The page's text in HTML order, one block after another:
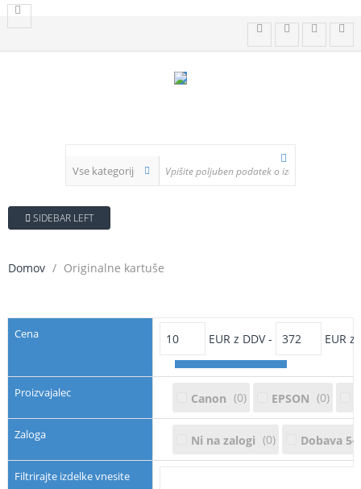
SIDEBAR LEFT
Domov Originalne kartuše
Cena EUR z DDV - EUR z
Proizvajalec Canon 0 EPSON 0
Zaloga Ni na zalogi 0 Dobava 5-
Filtrirajte izdelke vnesite